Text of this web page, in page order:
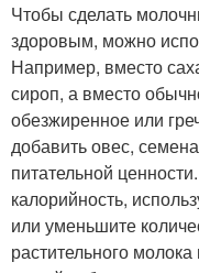
Чтобы сделать
здоровым, можно
Например, вместо
сироп, а вместо
обезжиренное или
добавить овес,
питательной
калорийность,
или уменьшите
растительного